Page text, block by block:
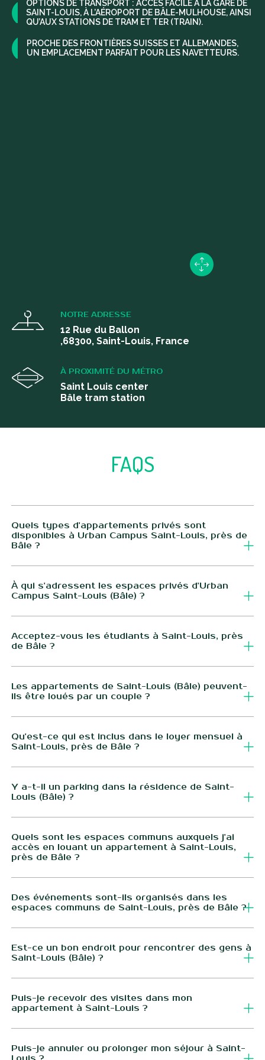
OPTIONS DE TRANSPORT : ACCÈS FACILE À LA GARE DE
SAINT-LOUIS, À L’AÉROPORT DE BÂLE-MULHOUSE, AINSI
QU’AUX STATIONS DE TRAM ET TER (TRAIN).
PROCHE DES FRONTIÈRES SUISSES ET ALLEMANDES,
UN EMPLACEMENT PARFAIT POUR LES NAVETTEURS.
NOTRE ADRESSE
12 Rue du Ballon
,68300, Saint-Louis, France
À PROXIMITÉ DU MÉTRO
Saint Louis center
Bâle tram station
FAQS
Quels types d'appartements privés sont
disponibles à Urban Campus Saint-Louis, près de
Bâle ?
T1/T2, des appartements T3 et T4, tous comprenant une
cuisine équipée.
À qui s'adressent les espaces privés d'Urban
Campus Saint-Louis (Bâle) ?
Saint-Louis. L'emplacement est central et bien desservi, à
10 minutes à pied de la gare et à proximité du tramway qui
Acceptez-vous les étudiants à Saint-Louis, près
de Bâle ?
accepte les étudiants ou jeunes actifs.
Les appartements de Saint-Louis (Bâle) peuvent-
ils être loués par un couple ?
pour accueillir des couples.
Qu'est-ce qui est inclus dans le loyer mensuel à
Saint-Louis, près de Bâle ?
la vie : loyer, charges (eau, électricité, ordures ménagères),
Wi-Fi haut débit, ménage régulier des espaces communs et
Y a-t-il un parking dans la résidence de Saint-
Louis (Bâle) ?
résidence Urban Campus Saint-Louis Bourgfelden.
Quels sont les espaces communs auxquels j'ai
accès en louant un appartement à Saint-Louis,
près de Bâle ?
espace de coworking, un espace détente, une cuisine
commune, une salle de jeux, une buanderie, un parking, une
Des événements sont-ils organisés dans les
espaces communs de Saint-Louis, près de Bâle ?
organisés dans les espaces communs pour partager des
moments conviviaux entre résidents. Ils ont lieu 1 fois par
Est-ce un bon endroit pour rencontrer des gens à
Saint-Louis (Bâle) ?
sont l'occasion idéale de rencontrer vos voisins et de
partager des moments de convivialité.
Puis-je recevoir des visites dans mon
appartement à Saint-Louis ?
bienvenus tant qu'ils respectent les règles de la
Puis-je annuler ou prolonger mon séjour à Saint-